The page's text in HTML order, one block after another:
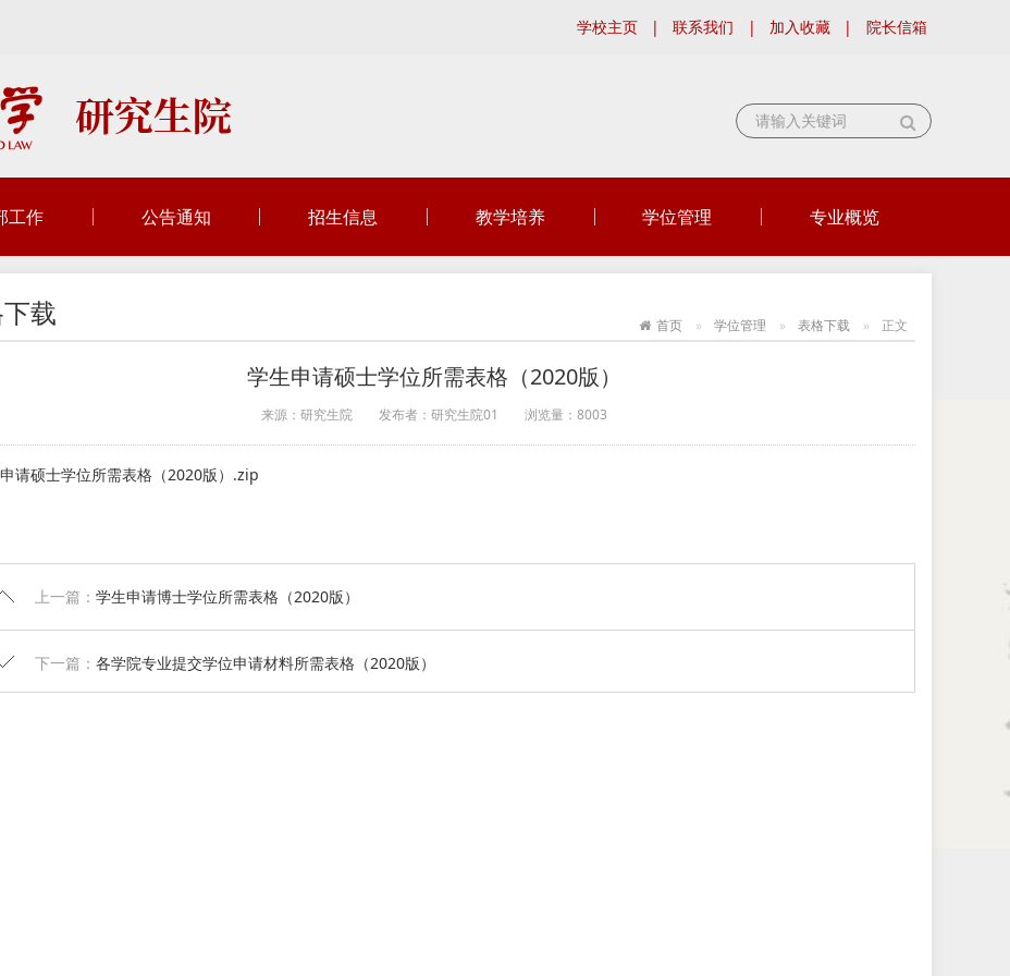
学校主页 | 联系我们 | 加入收藏 | 院长信箱
工作 公告通知 招生信息 教学培养 学位管理 专业概览
首页 学位管理 表格下载 正文
载
学生申请硕士学位所需表格（2020版）
来源：研究生院 发布者：研究生院01 浏览量： 8003
请硕士学位所需表格（2020版）.zip
上一篇： 学生申请博士学位所需表格（2020版）
下一篇： 各学院专业提交学位申请材料所需表格（2020版）